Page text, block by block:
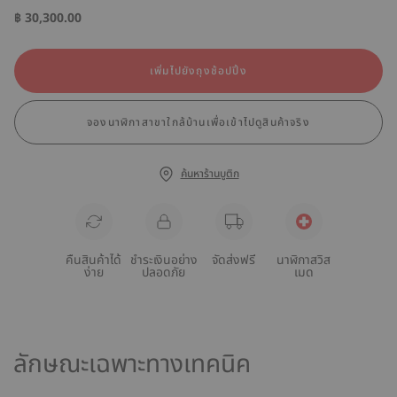
฿ 30,300.00
เพิ่มไปยังถุงช้อปปิ้ง
จองนาฬิกาสาขาใกล้บ้านเพื่อเข้าไปดูสินค้าจริง
ค้นหาร้านบูติก
คืนสินค้าได้
ง่าย
ชำระเงินอย่าง
ปลอดภัย
จัดส่งฟรี นาฬิกาสวิส
เมด
ลักษณะเฉพาะทางเทคนิค